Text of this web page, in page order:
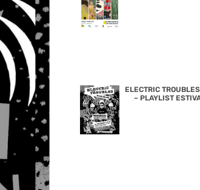
ELECTRIC
– PLAYLIST